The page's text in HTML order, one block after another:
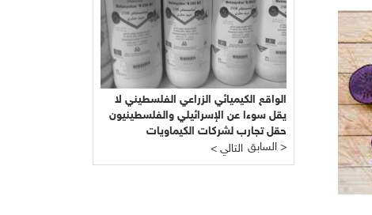
الواقع الكيميائي الزراعي الفلسطيني لا
يقل سوءا عن الإسرائيلي والفلسطينيون
حقل تجارب لشركات الكيماويات
الإسرائيلية< التالي السابق >